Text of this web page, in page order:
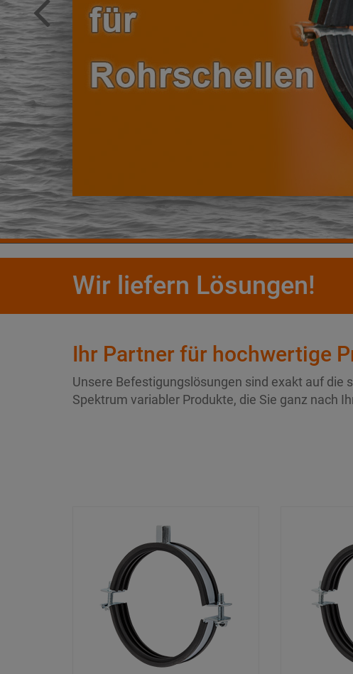
Wir liefern Lösungen!
Ihr Partner für hochwertige
Unsere Befestigungslösungen sind exakt auf
Spektrum variabler Produkte, die Sie ganz nach